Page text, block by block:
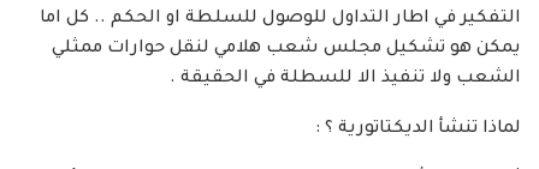
التفكير في اطار التداول للوصول للسلطة او الحكم .. كل اما
يمكن هو تشكيل مجلس شعب هلامي لنقل حوارات ممثلي
الشعب ولا تنفيذ الا للسطلة في الحقيقة .
لماذا تنشأ الديكتاتورية ؟ :